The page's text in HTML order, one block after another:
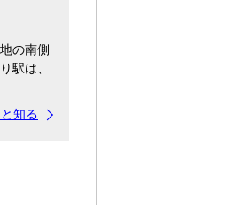
の南側
駅は、
知る